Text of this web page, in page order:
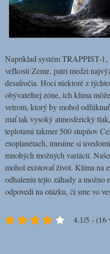
Napríklad systém TRAPPIST-1,
veľkosti Zeme, patrí medzi
desaťročia. Hoci niektoré z
obývateľnej zóne, ich klíma
vetrom, ktorý by mohol
mať tak vysoký atmosferický
teplotami takmer 500 stupňov
exoplanétach, musíme si
mnohých možných variácií.
mohol existovať život. Klíma na
odhaleniu tejto záhady a možno
odpovedi na otázku, či sme vo
4.1/5 - (16